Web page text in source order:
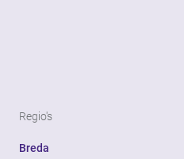
Regio's
Breda